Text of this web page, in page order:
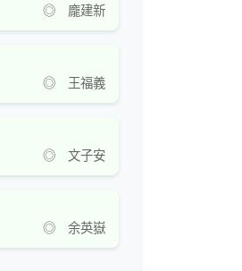
◎ 龐建新
◎ 王福義
◎ 文子安
◎ 余英嶽